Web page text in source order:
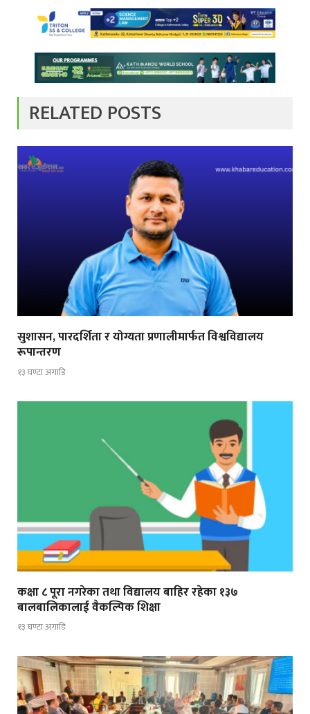
RELATED POSTS
सुशासन, पारदर्शिता र योग्यता प्रणालीमार्फत विश्वविद्यालय
रूपान्तरण
१३ घण्टा अगाडि
कक्षा ८ पूरा नगरेका तथा विद्यालय बाहिर रहेका १३७
बालबालिकालाई वैकल्पिक शिक्षा
१३ घण्टा अगाडि